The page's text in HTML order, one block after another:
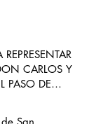
CARLOS Y
PASO DE